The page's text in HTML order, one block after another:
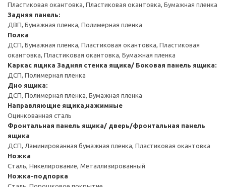
Пластиковая окантовка, Пластиковая окантовка, Бумажная пленка
Задняя панель:
ДВП, Бумажная пленка, Полимерная пленка
Полка
ДСП, Бумажная пленка, Пластиковая окантовка, Пластиковая
окантовка, Пластиковая окантовка, Бумажная пленка
Каркас ящика Задняя стенка ящика/ Боковая панель ящика:
ДСП, Полимерная пленка
Дно ящика:
ДСП, Полимерная пленка, Бумажная пленка
Направляющие ящика,нажимные
Оцинкованная сталь
Фронтальная панель ящика/ дверь/фронтальная панель
ящика
ДСП, Ламинированная бумажная пленка, Пластиковая окантовка
Ножка
Сталь, Никелирование, Металлизированный
Ножка-подпорка